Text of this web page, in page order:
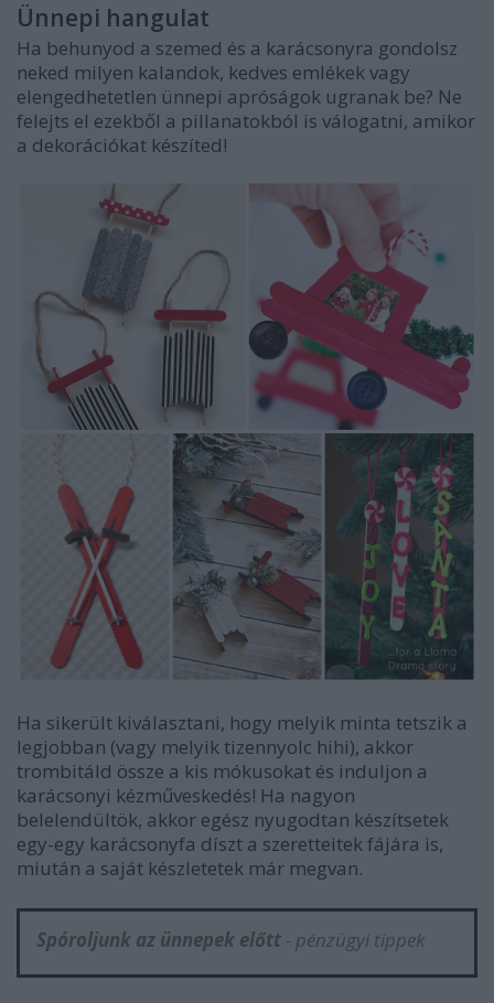
Ünnepi hangulat
Ha behunyod a szemed és a karácsonyra gondolsz
neked milyen kalandok, kedves emlékek vagy
elengedhetetlen ünnepi apróságok ugranak be? Ne
felejts el ezekből a pillanatokból is válogatni, amikor
a dekorációkat készíted!
Ha sikerült kiválasztani, hogy melyik minta tetszik a
legjobban (vagy melyik tizennyolc hihi), akkor
trombitáld össze a kis mókusokat és induljon a
karácsonyi kézműveskedés! Ha nagyon
belelendültök, akkor egész nyugodtan készítsetek
egy-egy karácsonyfa díszt a szeretteitek fájára is,
miután a saját készletetek már megvan.
Spóroljunk az ünnepek előtt - pénzügyi tippek